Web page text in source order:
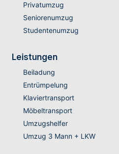
Privatumzug
Seniorenumzug
Studentenumzug
Leistungen
Beiladung
Entrümpelung
Klaviertransport
Möbeltransport
Umzugshelfer
Umzug 3 Mann + LKW